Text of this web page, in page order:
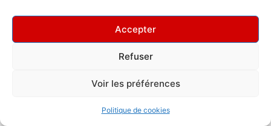
Accepter
Refuser
Voir les préférences
Politique de cookies